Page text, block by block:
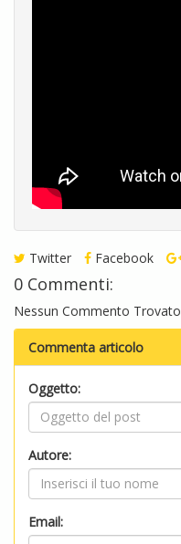
Twitter Facebook
0 Commenti:
Nessun Commento Trovato
Commenta articolo
Oggetto:
Autore:
Email: